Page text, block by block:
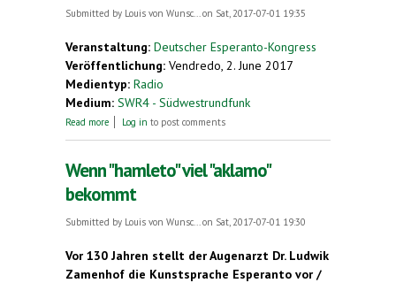
Submitted by Louis von Wunsc... on Sat, 2017-07-01 19:35
Veranstaltung: Deutscher Esperanto-Kongress
Veröffentlichung: Vendredo, 2. June 2017
Medientyp: Radio
Medium: SWR4 - Südwestrundfunk
Read more about (Radio-Beitrag)
Log in to post comments
Wenn "hamleto" viel "aklamo"
bekommt
Submitted by Louis von Wunsc... on Sat, 2017-07-01 19:30
Vor 130 Jahren stellt der Augenarzt Dr. Ludwik
Zamenhof die Kunstsprache Esperanto vor /